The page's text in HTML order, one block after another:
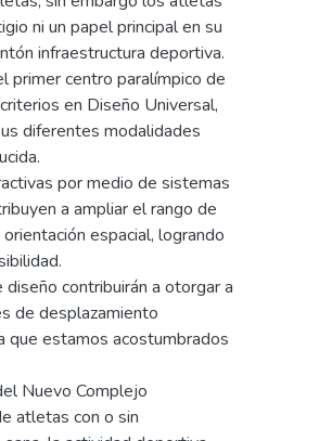
ni un papel principal en su
infraestructura deportiva.
primer centro paralímpico de
en Diseño Universal,
diferentes modalidades
por medio de sistemas
a ampliar el rango de
espacial, logrando
contribuirán a otorgar a
de desplazamiento
que estamos acostumbrados
Nuevo Complejo
atletas con o sin